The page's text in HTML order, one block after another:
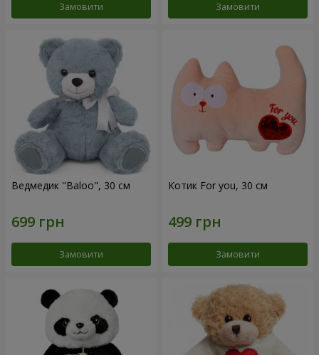
Замовити Замовити
Ведмедик "Baloo", 30 см
Замовити
Котик For you, 30 см
Замовити